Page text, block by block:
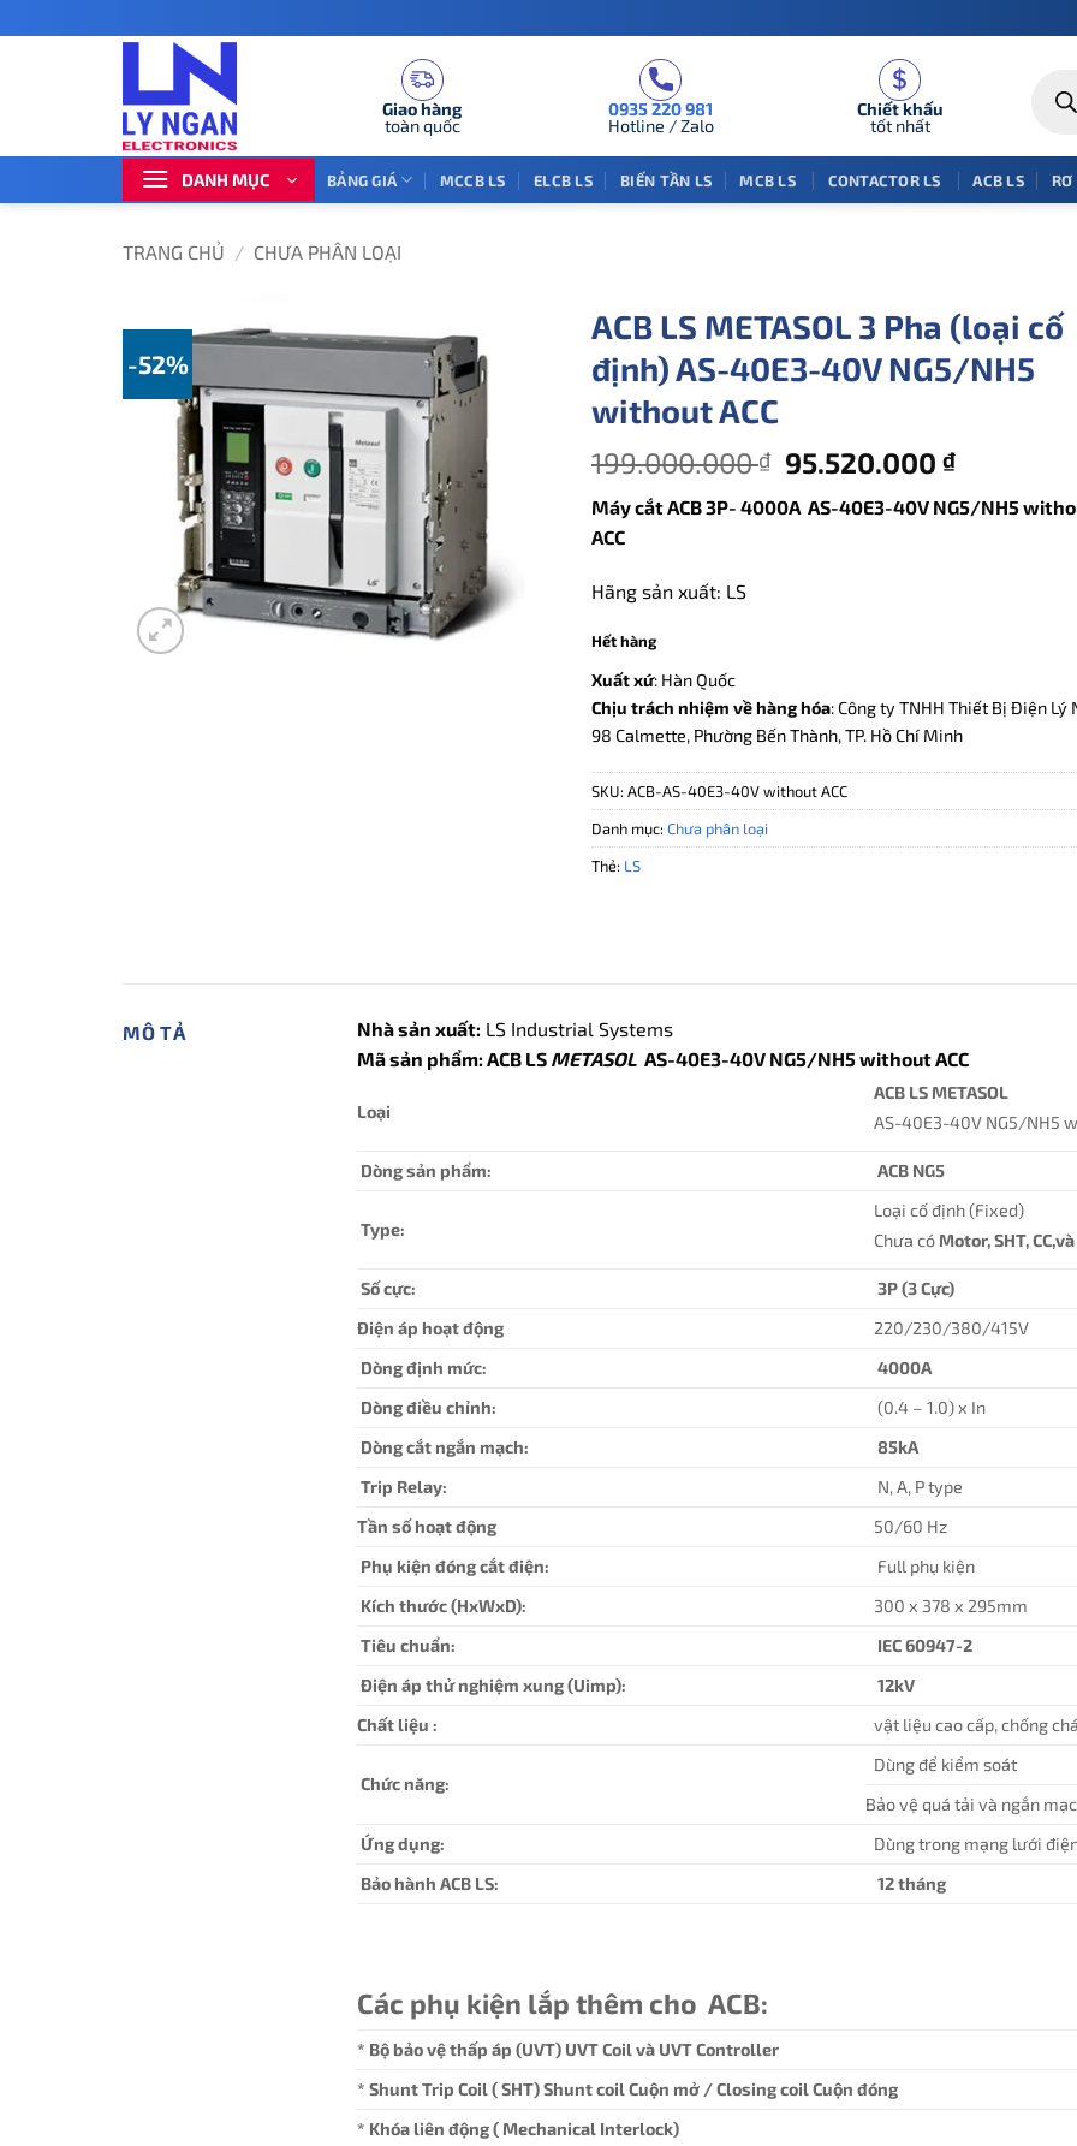
qua
Giao hàng
toàn quốc
0935 220 981
Hotline / Zalo
Chiết khấu
tốt nhất
kiếm
DANH MỤC BẢNG GIÁ MCCB LS ELCB LS BIẾN TẦN LS MCB LS CONTACTOR LS ACB LS
TRANG CHỦ / CHƯA PHÂN LOẠI
-52%
ACB LS METASOL 3 Pha (loại cố
định) AS-40E3-40V NG5/NH5
without ACC
199.000.000₫ Giá
là:
95.520.000₫Giá
tại
Máy cắt ACB 3P- 4000A AS-40E3-40V NG5/NH5
ACC
Hãng sản xuất: LS
Hết hàng
Xuất xứ: Hàn Quốc
Chịu trách nhiệm về hàng hóa: Công ty TNHH Thiết Bị Điện Lý
98 Calmette, Phường Bến Thành, TP. Hồ Chí Minh
SKU: ACB-AS-40E3-40V without ACC
Danh mục: Chưa phân loại
Thẻ: LS
MÔ TẢ Nhà sản xuất: LS Industrial Systems
Mã sản phẩm: ACB LS METASOL AS-40E3-40V NG5/NH5 without ACC
Loại
ACB LS METASOL
AS-40E3-40V NG5/NH5
Dòng sản phẩm: ACB NG5
Type:
Loại cố định (Fixed)
Chưa có Motor, SHT,
Số cực:
3P (3 Cực)
Điện áp hoạt động
220/230/380/415V
Dòng định mức:
4000A
Dòng điều chỉnh:
(0.4 – 1.0) x In
Dòng cắt ngắn mạch:
85kA
Trip Relay:
N, A, P type
Tần số hoạt động
50/60 Hz
Phụ kiện đóng cắt điện:
Full phụ kiện
Kích thước (HxWxD):
300 x 378 x 295mm
Tiêu chuẩn:
IEC 60947-2
Điện áp thử nghiệm xung (Uimp):
12kV
Chất liệu :
vật liệu cao cấp, chống
Chức năng:
Dùng để kiểm soát
Bảo vệ quá tải và ngắn
Ứng dụng:
Dùng trong mạng lưới
Bảo hành ACB LS:
12 tháng
Các phụ kiện lắp thêm cho ACB:
* Bộ bảo vệ thấp áp (UVT) UVT Coil và UVT Controller
* Shunt Trip Coil ( SHT) Shunt coil Cuộn mở / Closing coil Cuộn đóng
* Khóa liên động ( Mechanical Interlock)